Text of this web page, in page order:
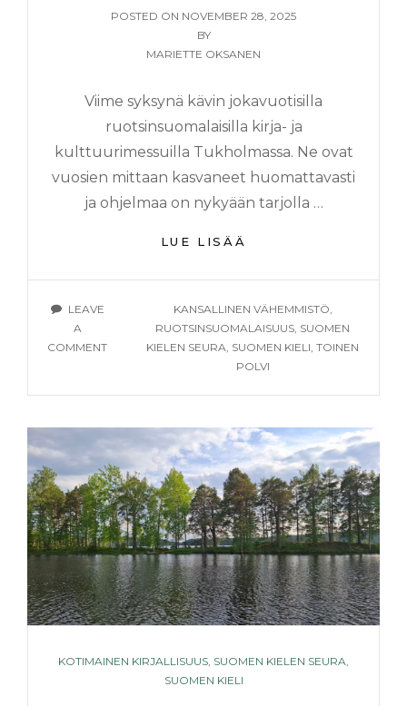
POSTED ON POSTED
ON
NOVEMBER 28, 2025
BY
MARIETTE OKSANEN
Viime syksynä kävin jokavuotisilla
ruotsinsuomalaisilla kirja- ja
kulttuurimessuilla Tukholmassa. Ne ovat
vuosien mittaan kasvaneet huomattavasti
ja ohjelmaa on nykyään tarjolla …
LUE LISÄÄ
ELÄVÄÄ
MONIMUOTOISTA
LEAVE
A
COMMENTON
RUOTSINSUOMALAISUUS
MONIMUOTOISTA
TAGS
KANSALLINEN VÄHEMMISTÖ
RUOTSINSUOMALAISUUS SUOMEN
KIELEN SEURA SUOMEN KIELI TOINEN
POLVI
CATEGORIES
KOTIMAINEN KIRJALLISUUS SUOMEN KIELEN SEURA
SUOMEN KIELI